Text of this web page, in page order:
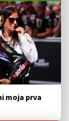
moja prva